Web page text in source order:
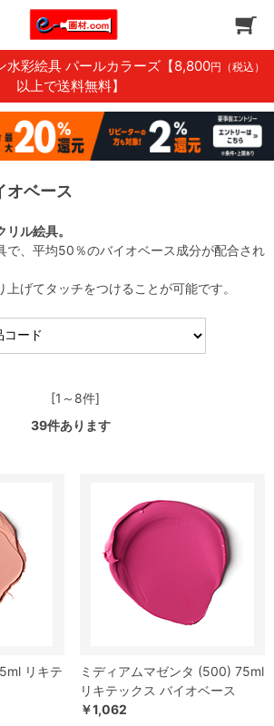
水彩絵具 パールカラーズ 【8,800円（税込）
以上で送料無料】
オベース
ル絵具。
で、平均50％のバイオベース成分が配合され
げてタッチをつけることが可能です。
[1～8件]
39件あります
リキテ
ミディアムマゼンタ (500) 75ml
リキテックス バイオベース
￥1,062